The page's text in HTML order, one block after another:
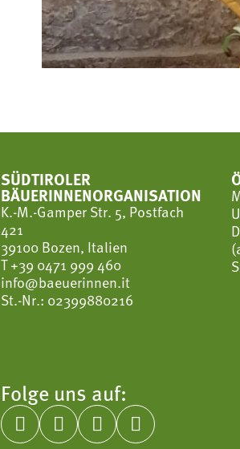
SÜDTIROLER
BÄUERINNENORGANISATION
K.-M.-Gamper Str. 5, Postfach
421
39100 Bozen, Italien
T+39 0471 999 460
info@baeuerinnen.it
St.-Nr.: 02399880216
Folge uns auf:
   